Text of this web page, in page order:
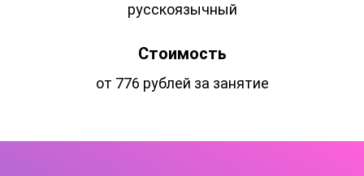
русскоязычный
Стоимость
от 776 рублей за занятие